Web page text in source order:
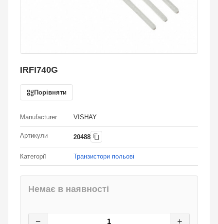
IRFI740G
Порівняти
Manufacturer VISHAY
Артикули 20488
Категорії Транзистори польові
Немає в наявності
− +